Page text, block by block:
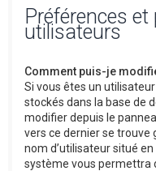
Préférences
utilisateurs
Comment puis-je
Si vous êtes un
stockés dans la base de
modifier depuis le
vers ce dernier se
nom d’utilisateur situé
système vous permettra